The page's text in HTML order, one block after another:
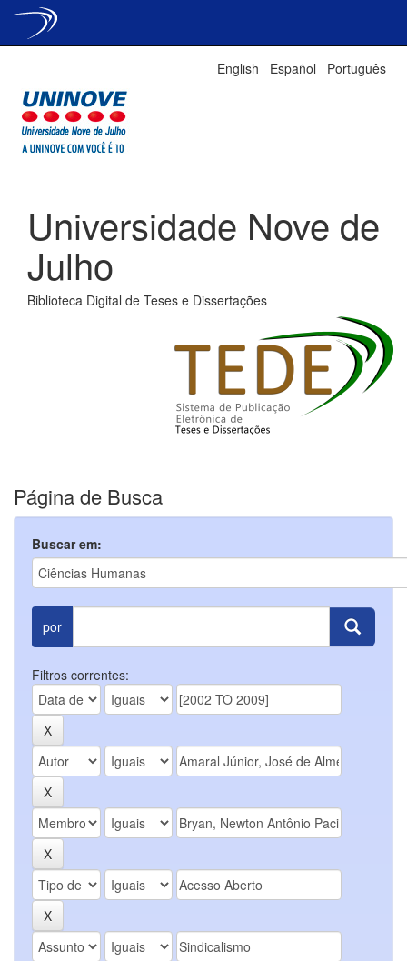
English Español Português
Universidade Nove de
Julho
Biblioteca Digital de Teses e Dissertações
Página de Busca
Buscar em:
por
Filtros correntes: